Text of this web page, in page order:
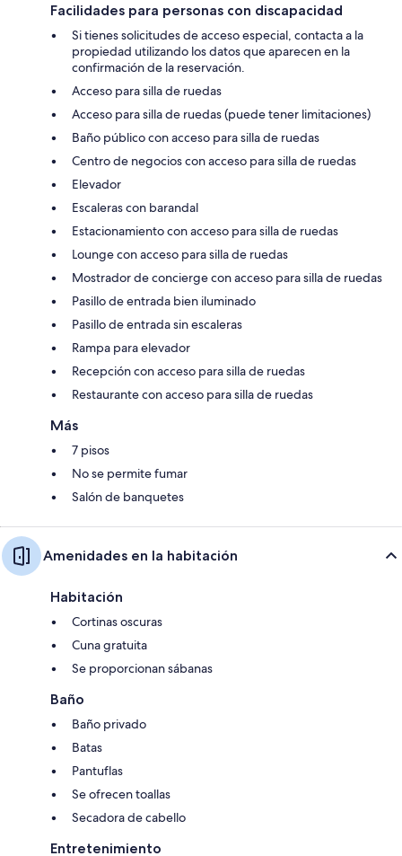
Facilidades para personas con discapacidad
Si tienes solicitudes de acceso especial, contacta a la
propiedad utilizando los datos que aparecen en la
confirmación de la reservación.
Acceso para silla de ruedas
Acceso para silla de ruedas (puede tener limitaciones)
Baño público con acceso para silla de ruedas
Centro de negocios con acceso para silla de ruedas
Elevador
Escaleras con barandal
Estacionamiento con acceso para silla de ruedas
Lounge con acceso para silla de ruedas
Mostrador de concierge con acceso para silla de ruedas
Pasillo de entrada bien iluminado
Pasillo de entrada sin escaleras
Rampa para elevador
Recepción con acceso para silla de ruedas
Restaurante con acceso para silla de ruedas
Más
7 pisos
No se permite fumar
Salón de banquetes
Amenidades en la habitación
Habitación
Cortinas oscuras
Cuna gratuita
Se proporcionan sábanas
Baño
Baño privado
Batas
Pantuflas
Se ofrecen toallas
Secadora de cabello
Entretenimiento